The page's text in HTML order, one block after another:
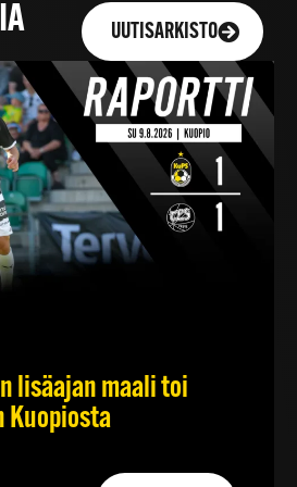
UUTISARKISTO
lisäajan maali toi
Kuopiosta